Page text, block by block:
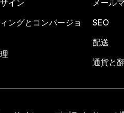
イン
ングとコンバージョ
メール
SEO
配送
通貨と